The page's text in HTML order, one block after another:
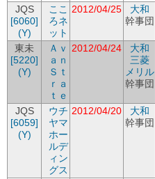
JQS
[6060]
(Y)
ここ
ろネ
ット
2012/04/25
大和
幹事団
東未
[5220]
(Y)
Ａｖ
ａｎ
Ｓｔ
ｒａ
ｔｅ
2012/04/24
大和
三菱
メリル
幹事団
JQS
[6059]
(Y)
ウチ
ヤマ
ホー
ルデ
ィン
グス
2012/04/20
大和
幹事団